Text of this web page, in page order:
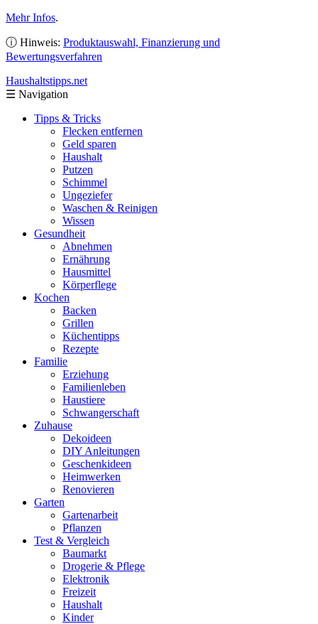
Mehr Infos.
ⓘ Hinweis: Produktauswahl, Finanzierung und
Bewertungsverfahren
Haushaltstipps.net
☰ Navigation
Tipps & Tricks
Flecken entfernen
Geld sparen
Haushalt
Putzen
Schimmel
Ungeziefer
Waschen & Reinigen
Wissen
Gesundheit
Abnehmen
Ernährung
Hausmittel
Körperflege
Kochen
Backen
Grillen
Küchentipps
Rezepte
Familie
Erziehung
Familienleben
Haustiere
Schwangerschaft
Zuhause
Dekoideen
DIY Anleitungen
Geschenkideen
Heimwerken
Renovieren
Garten
Gartenarbeit
Pflanzen
Test & Vergleich
Baumarkt
Drogerie & Pflege
Elektronik
Freizeit
Haushalt
Kinder